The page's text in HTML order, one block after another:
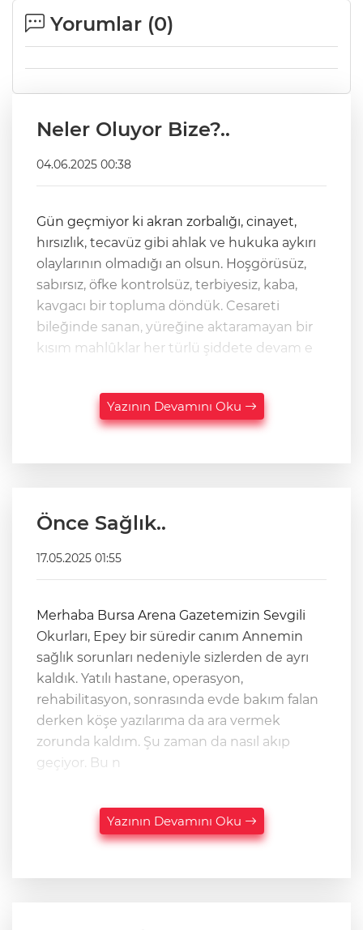
Yorumlar (0)
Neler Oluyor Bize?..
04.06.2025 00:38
Gün geçmiyor ki akran zorbalığı, cinayet,
hırsızlık, tecavüz gibi ahlak ve hukuka aykırı
olaylarının olmadığı an olsun. Hoşgörüsüz,
sabırsız, öfke kontrolsüz, terbiyesiz, kaba,
kavgacı bir topluma döndük. Cesareti
bileğinde sanan, yüreğine aktaramayan bir
kısım mahlûklar her türlü şiddete devam e
Yazının Devamını Oku
Önce Sağlık..
17.05.2025 01:55
Merhaba Bursa Arena Gazetemizin Sevgili
Okurları, Epey bir süredir canım Annemin
sağlık sorunları nedeniyle sizlerden de ayrı
kaldık. Yatılı hastane, operasyon,
rehabilitasyon, sonrasında evde bakım falan
derken köşe yazılarıma da ara vermek
zorunda kaldım. Şu zaman da nasıl akıp
geçiyor. Bu n
Yazının Devamını Oku